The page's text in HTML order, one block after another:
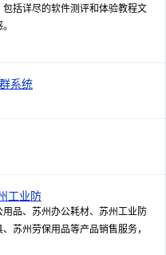
括详尽的软件测评和体验教程文
系统
工业防
品、苏州办公耗材、苏州工业防
苏州劳保用品等产品销售服务，